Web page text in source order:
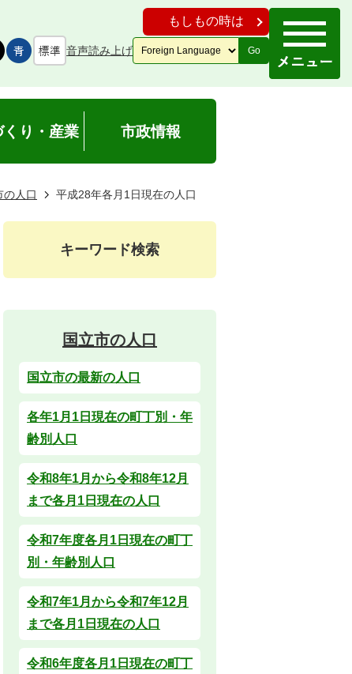
もしもの時は
音声読み上げ Go
くり・産業 市政情報
の人口 平成28年各月1日現在の人口
キーワード検索
国立市の人口
国立市の最新の人口
各年1月1日現在の町丁別・年
齢別人口
令和8年1月から令和8年12月
まで各月1日現在の人口
令和7年度各月1日現在の町丁
別・年齢別人口
令和7年1月から令和7年12月
まで各月1日現在の人口
令和6年度各月1日現在の町丁